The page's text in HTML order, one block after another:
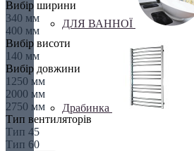
ДЛЯ ВАННОЇ
Драбинка
Вибір ширини
340 мм
400 мм
Вибір висоти
140 мм
Вибір довжини
1250 мм
2000 мм
2750 мм
Тип вентиляторів
Тип 45
Тип 60